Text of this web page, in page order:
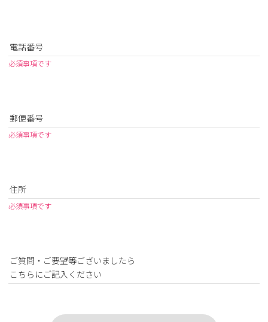
電話番号
必須事項です
郵便番号
必須事項です
住所
必須事項です
ご質問・ご要望等ございましたら
こちらにご記入ください